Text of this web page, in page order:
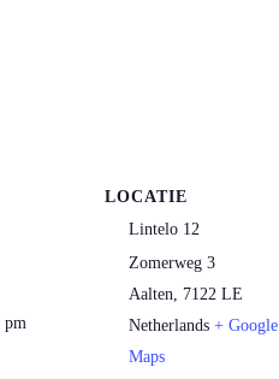
pm
LOCATIE
Lintelo 12
Zomerweg 3
Aalten, 7122 LE
Netherlands + Google
Maps